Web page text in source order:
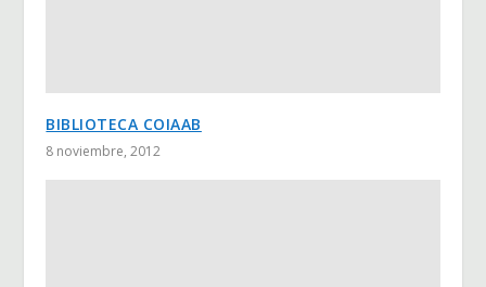
BIBLIOTECA COIAAB
8 noviembre, 2012